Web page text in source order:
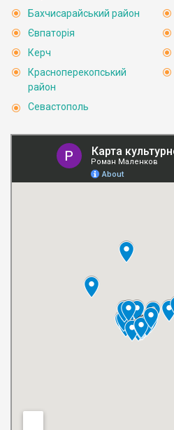
Бахчисарайський район
Євпаторія
Керч
Красноперекопський
район
Севастополь